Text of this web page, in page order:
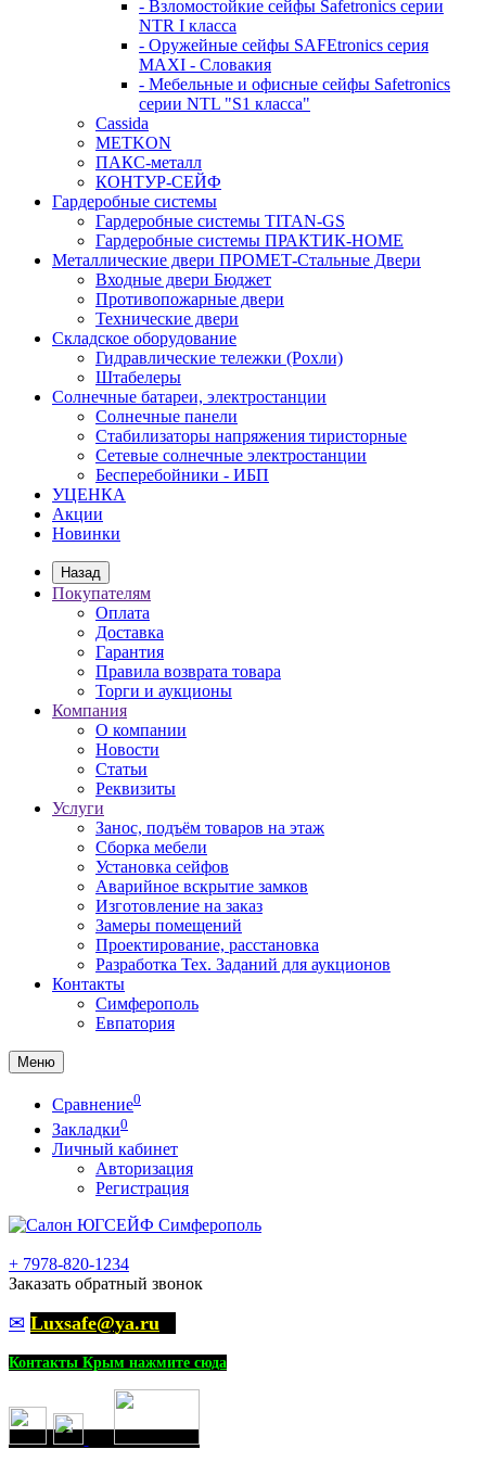
- Взломостойкие сейфы Safetronics серии
NTR I класса
- Оружейные сейфы SAFEtronics серия
MAXI - Словакия
- Мебельные и офисные сейфы Safetronics
серии NTL "S1 класса"
Cassida
METKON
ПАКС-металл
КОНТУР-СЕЙФ
Гардеробные системы
Гардеробные системы TITAN-GS
Гардеробные системы ПРАКТИК-HOME
Металлические двери ПРОМЕТ-Стальные Двери
Входные двери Бюджет
Противопожарные двери
Технические двери
Складское оборудование
Гидравлические тележки (Рохли)
Штабелеры
Солнечные батареи, электростанции
Солнечные панели
Стабилизаторы напряжения тиристорные
Сетевые солнечные электростанции
Бесперебойники - ИБП
УЦЕНКА
Акции
Новинки
Назад
Покупателям
Оплата
Доставка
Гарантия
Правила возврата товара
Торги и аукционы
Компания
О компании
Новости
Статьи
Реквизиты
Услуги
Занос, подъём товаров на этаж
Сборка мебели
Установка сейфов
Аварийное вскрытие замков
Изготовление на заказ
Замеры помещений
Проектирование, расстановка
Разработка Тех. Заданий для аукционов
Контакты
Симферополь
Евпатория
Меню
Сравнение0
Закладки0
Личный кабинет
Авторизация
Регистрация
+ 7978-820-1234
Заказать обратный звонок
✉ Luxsafe@ya.ru
Контакты Крым нажмите сюда